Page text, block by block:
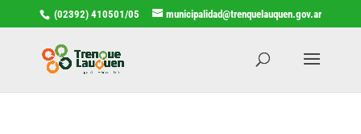
(02392) 410501/05 municipalidad@trenquelauquen.gov.ar